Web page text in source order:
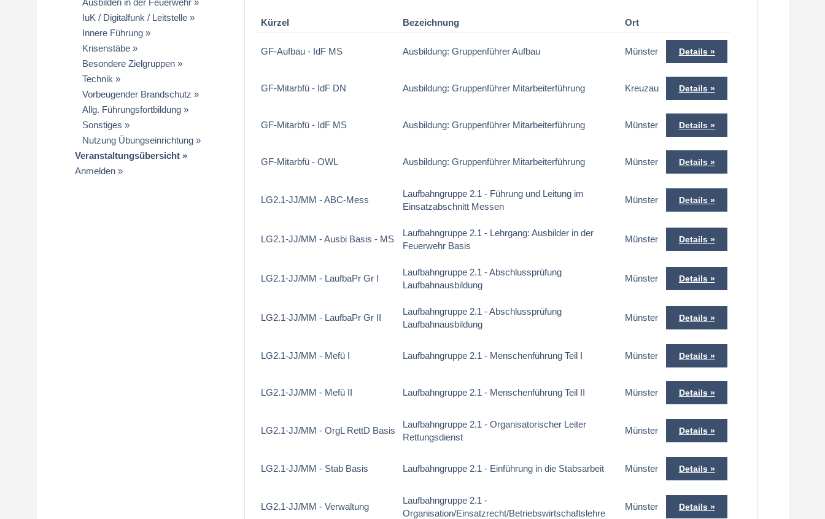
Ausbilden in der Feuerwehr
IuK / Digitalfunk / Leitstelle
Innere Führung
Krisenstäbe
Besondere Zielgruppen
Technik
Vorbeugender Brandschutz
Allg. Führungsfortbildung
Sonstiges
Nutzung Übungseinrichtung
Veranstaltungsübersicht
Anmelden
Kürzel Bezeichnung Ort
GF-Aufbau - IdF MS Ausbildung: Gruppenführer Aufbau Münster Details
GF-Mitarbfü - IdF DN Ausbildung: Gruppenführer Mitarbeiterführung Kreuzau Details
GF-Mitarbfü - IdF MS Ausbildung: Gruppenführer Mitarbeiterführung Münster Details
GF-Mitarbfü - OWL Ausbildung: Gruppenführer Mitarbeiterführung Münster Details
LG2.1-JJ/MM - ABC-Mess
Laufbahngruppe 2.1 - Führung und Leitung im
Einsatzabschnitt Messen
Münster Details
LG2.1-JJ/MM - Ausbi Basis - MS
Laufbahngruppe 2.1 - Lehrgang: Ausbilder in der
Feuerwehr Basis
Münster Details
LG2.1-JJ/MM - LaufbaPr Gr I
Laufbahngruppe 2.1 - Abschlussprüfung
Laufbahnausbildung
Münster Details
LG2.1-JJ/MM - LaufbaPr Gr II
Laufbahngruppe 2.1 - Abschlussprüfung
Laufbahnausbildung
Münster Details
LG2.1-JJ/MM - Mefü I Laufbahngruppe 2.1 - Menschenführung Teil I Münster Details
LG2.1-JJ/MM - Mefü II Laufbahngruppe 2.1 - Menschenführung Teil II Münster Details
LG2.1-JJ/MM - OrgL RettD Basis
Laufbahngruppe 2.1 - Organisatorischer Leiter
Rettungsdienst
Münster Details
LG2.1-JJ/MM - Stab Basis Laufbahngruppe 2.1 - Einführung in die Stabsarbeit Münster Details
LG2.1-JJ/MM - Verwaltung
Laufbahngruppe 2.1 -
Organisation/Einsatzrecht/Betriebswirtschaftslehre
Münster Details